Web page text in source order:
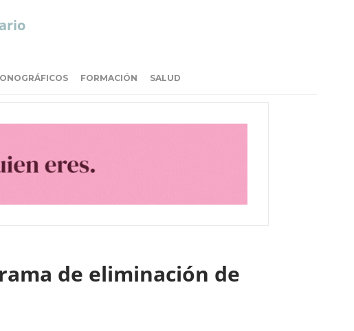
FORMACIÓN SALUD
de eliminación de